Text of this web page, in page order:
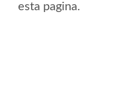
esta pagina.